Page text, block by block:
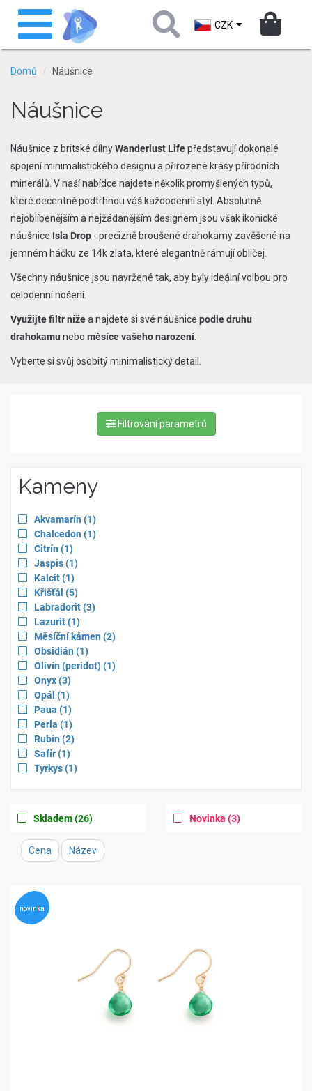
Přejít
hlavnímu
obsahu
Toggle
navigation
CZK
Domů Náušnice
Náušnice
Náušnice z britské dílnyWanderlust Lifepředstavují dokonalé
spojení minimalistického designu a přirozené krásy přírodních
minerálů. V naší nabídce najdete několik promyšlených typů,
které decentně podtrhnou váš každodenní styl. Absolutně
nejoblíbenějším a nejžádanějším designem jsou však ikonické
náušnice Isla Drop - precizně broušené drahokamy zavěšené na
jemném háčku ze 14k zlata, které elegantně rámují obličej.
Všechny náušnice jsou navržené tak, aby byly ideální volbou pro
celodenní nošení.
Využijte filtr nížea najdete si své náušnice podle druhu
drahokamu nebo měsíce vašeho narození
Vyberte si svůj osobitý minimalistický detail.
Filtrování parametrů
Kameny
Apply
filter
for
Akvamarín (1items
)
Apply
filter
for
Chalcedon (1items
)
Apply
filter
for
Citrín (1items
)
Apply
filter
for
Jaspis(1items
)
Apply
filter
for
Kalcit(1items
)
Apply
filter
for
Křišťál (5items
)
Apply
filter
for
Labradorit(3items
)
Apply
filter
for
Lazurit(1items
)
Apply
filter
for
Měsíční kámen (2items
)
Apply
filter
for
Obsidián (1items
)
Apply
filter
for
Olivín (peridot)(1items
)
Apply
filter
for
Onyx(3items
)
Apply
filter
for
Opál (1items
)
Apply
filter
for
Paua (1items
)
Apply
filter
for
Perla (1items
)
Apply
filter
for
Rubín (2items
)
Apply
filter
Safír(1items
)
Apply
Tyrkys(1items
)
Apply
for
Skladem(26items
)
Apply
Novinka (3items
)
Cena Název
novinka